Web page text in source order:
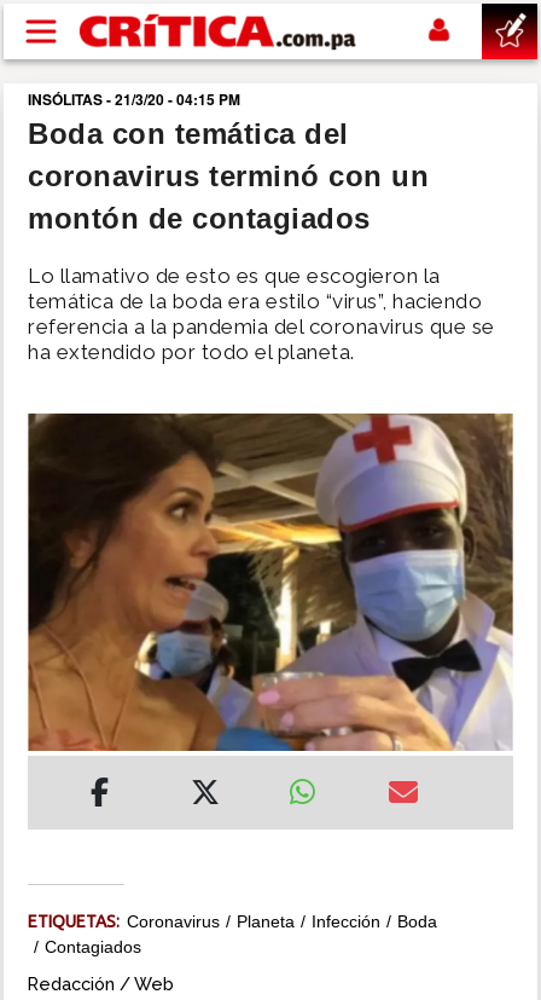
Pasar al contenido principal
buscar
SUCESOS
POLÍTICA
INSÓLITAS
MULTIMEDIA
IMPRESO
INSÓLITAS - 21/3/20 - 04:15 PM
Boda con temática del
coronavirus terminó con un
montón de contagiados
Lo llamativo de esto es que escogieron la
temática de la boda era estilo “virus”, haciendo
referencia a la pandemia del coronavirus que se
ha extendido por todo el planeta.
ETIQUETAS: Coronavirus Planeta Infección
Boda
Contagiados
Redacción / Web